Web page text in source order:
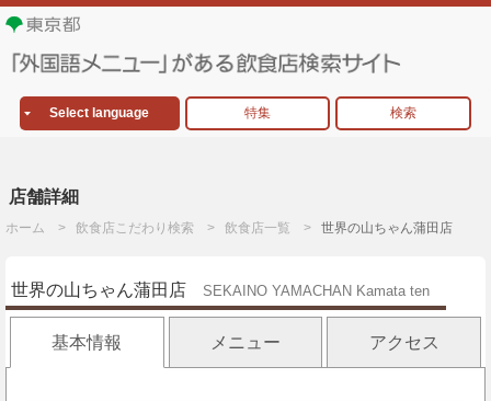
Select language 特集 検索
店舗詳細
ホーム 飲食店こだわり検索 飲食店一覧 世界の山ちゃん蒲田店
世界の山ちゃん蒲田店 SEKAINO YAMACHAN Kamata ten
基本情報 メニュー アクセス